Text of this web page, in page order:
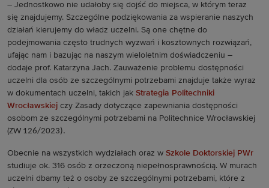
– Jednostkowo nie udałoby się dojść do miejsca, w którym teraz
się znajdujemy. Szczególne podziękowania za wspieranie naszych
działań kierujemy do władz uczelni. Są one chętne do
podejmowania często trudnych wyzwań i kosztownych rozwiązań,
ufając nam i bazując na naszym wieloletnim doświadczeniu –
dodaje prof. Katarzyna Jach. Zauważenie problemu dostępności
uczelni dla osób ze szczególnymi potrzebami znajduje także wyraz
w dokumentach uczelni, takich jak Strategia Politechniki
Wrocławskiej czy Zasady dotyczące zapewniania dostępności
osobom ze szczególnymi potrzebami na Politechnice Wrocławskiej
(ZW 126/2023).
Obecnie na wszystkich wydziałach oraz w Szkole Doktorskiej PWr
studiuje ok. 316 osób z orzeczoną niepełnosprawnością. W murach
uczelni dbamy też o osoby ze szczególnymi potrzebami, które z